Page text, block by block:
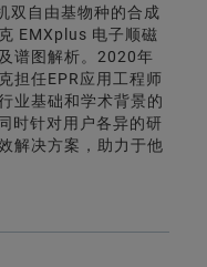
双自由基物种的合成
EMXplus 电子顺磁
谱图解析。2020年
担任EPR应用工程师
业基础和学术背景的
时针对用户各异的研
解决方案，助力于他